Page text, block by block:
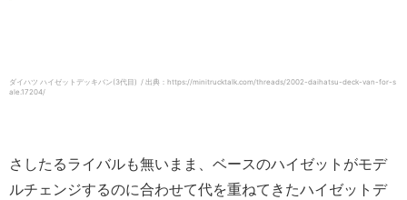
ダイハツ ハイゼットデッキバン(3代目) / 出典：https://minitrucktalk.com/threads/2002-daihatsu-deck-van-for-s
ale.17204/
さしたるライバルも無いまま、ベースのハイゼットがモデ
ルチェンジするのに合わせて代を重ねてきたハイゼットデ